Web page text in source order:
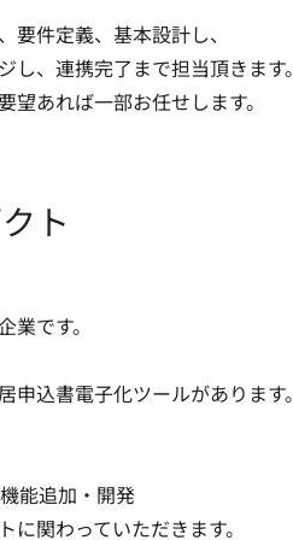
件定義、基本設計し、
、連携完了まで担当頂きます。
あれば一部お任せします。
ト
です。
込書電子化ツールがあります。
能追加・開発
関わっていただきます。